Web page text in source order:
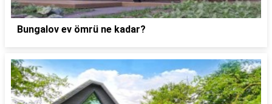
Bungalov ev ömrü ne kadar?